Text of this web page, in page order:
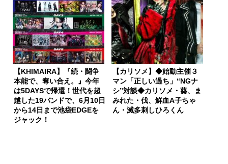
【KHIMAIRA】『続・闘争
本能で、奪い合え。』今年
は5DAYSで帰還！世代を超
越した19バンドで、6月10日
から14日まで池袋EDGEを
ジャック！
【カリソメ】◆始動主催３
マン「正しい過ち」“NGナ
シ”対談◆カリソメ・葵、ま
みれた・伐、鮮血A子ちゃ
ん・滅多刺しひろくん